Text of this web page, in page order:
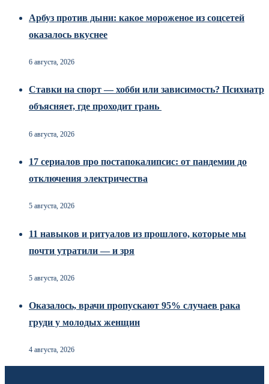
Арбуз против дыни: какое мороженое из соцсетей
оказалось вкуснее
6 августа, 2026
Ставки на спорт — хобби или зависимость? Психиатр
объясняет, где проходит грань
6 августа, 2026
17 сериалов про постапокалипсис: от пандемии до
отключения электричества
5 августа, 2026
11 навыков и ритуалов из прошлого, которые мы
почти утратили — и зря
5 августа, 2026
Оказалось, врачи пропускают 95% случаев рака
груди у молодых женщин
4 августа, 2026